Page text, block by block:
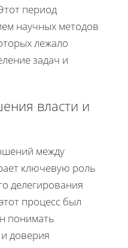
период
научных методов
лежало
задач и
власти и
между
ключевую роль
делегирования
процесс был
понимать
доверия